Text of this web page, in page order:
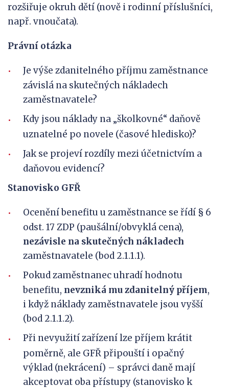
rozšiřuje okruh dětí (nově i rodinní příslušníci,
např. vnoučata).
Právní otázka
Je výše zdanitelného příjmu zaměstnance
závislá na skutečných nákladech
zaměstnavatele?
Kdy jsou náklady na „školkovné“ daňově
uznatelné po novele (časové hledisko)?
Jak se projeví rozdíly mezi účetnictvím a
daňovou evidencí?
Stanovisko GFŘ
Ocenění benefitu u zaměstnance se řídí § 6
odst. 17 ZDP (paušální/obvyklá cena),
nezávisle na skutečných nákladech
zaměstnavatele (bod 2.1.1.1).
Pokud zaměstnanec uhradí hodnotu
benefitu, nevzniká mu zdanitelný příjem,
i když náklady zaměstnavatele jsou vyšší
(bod 2.1.1.2).
Při nevyužití zařízení lze příjem krátit
poměrně, ale GFŘ připouští i opačný
výklad (nekrácení) – správci daně mají
akceptovat oba přístupy (stanovisko k